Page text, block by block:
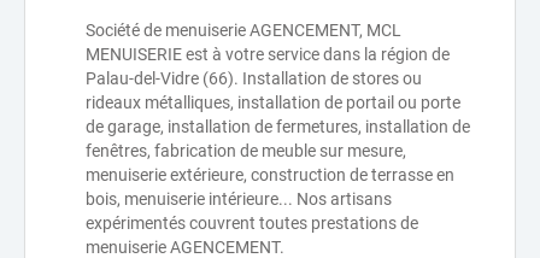
Société de menuiserie AGENCEMENT, MCL
MENUISERIE est à votre service dans la région de
Palau-del-Vidre (66). Installation de stores ou
rideaux métalliques, installation de portail ou porte
de garage, installation de fermetures, installation de
fenêtres, fabrication de meuble sur mesure,
menuiserie extérieure, construction de terrasse en
bois, menuiserie intérieure... Nos artisans
expérimentés couvrent toutes prestations de
menuiserie AGENCEMENT.